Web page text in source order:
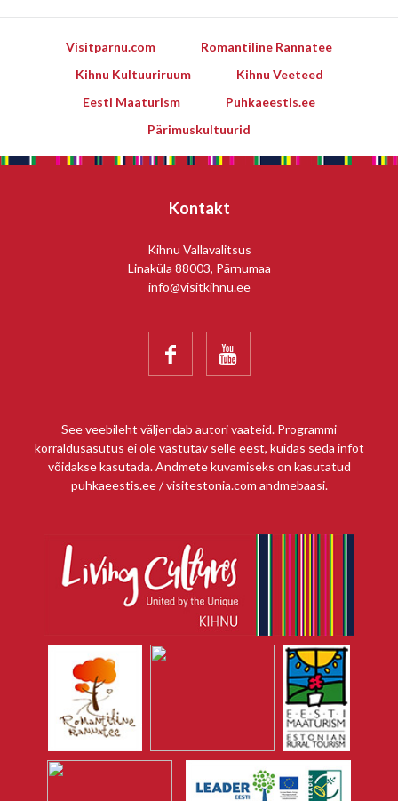
Visitparnu.com
Romantiline Rannatee
Kihnu Kultuuriruum
Kihnu Veeteed
Eesti Maaturism
Puhkaeestis.ee
Pärimuskultuurid
Kontakt
Kihnu Vallavalitsus
Linaküla 88003, Pärnumaa
info@visitkihnu.ee
 
See veebileht väljendab autori vaateid. Programmi
korraldusasutus ei ole vastutav selle eest, kuidas seda infot
võidakse kasutada. Andmete kuvamiseks on kasutatud
puhkaeestis.ee / visitestonia.com andmebaasi.